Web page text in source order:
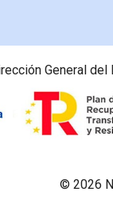
General
© 2026